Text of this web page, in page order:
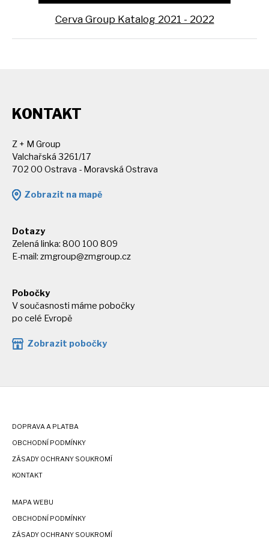
Cerva Group Katalog 2021 - 2022
KONTAKT
Z + M Group
Valchařská 3261/17
702 00 Ostrava - Moravská Ostrava
Zobrazit na mapě
Dotazy
Zelená linka: 800 100 809
E-mail: zmgroup@zmgroup.cz
Pobočky
V současnosti máme pobočky
po celé Evropě
Zobrazit pobočky
DOPRAVA A PLATBA
OBCHODNÍ PODMÍNKY
ZÁSADY OCHRANY SOUKROMÍ
KONTAKT
MAPA WEBU
OBCHODNÍ PODMÍNKY
ZÁSADY OCHRANY SOUKROMÍ